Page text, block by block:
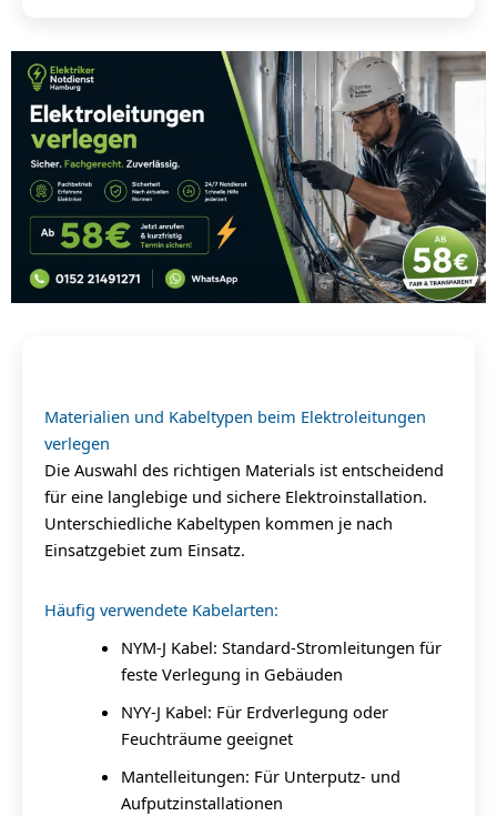
Materialien und Kabeltypen beim Elektroleitungen
verlegen
Die Auswahl des richtigen Materials ist entscheidend
für eine langlebige und sichere Elektroinstallation.
Unterschiedliche Kabeltypen kommen je nach
Einsatzgebiet zum Einsatz.
Häufig verwendete Kabelarten:
NYM-J Kabel: Standard-Stromleitungen für
feste Verlegung in Gebäuden
NYY-J Kabel: Für Erdverlegung oder
Feuchträume geeignet
Mantelleitungen: Für Unterputz- und
Aufputzinstallationen